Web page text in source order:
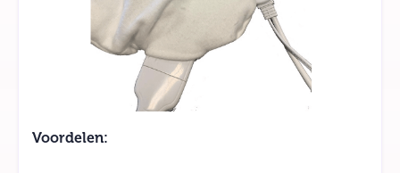
Voordelen: